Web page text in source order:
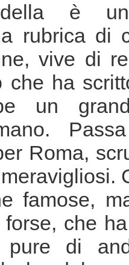
è
rubrica di
vive di
che ha
un
Roma,
famose,
che
pure di